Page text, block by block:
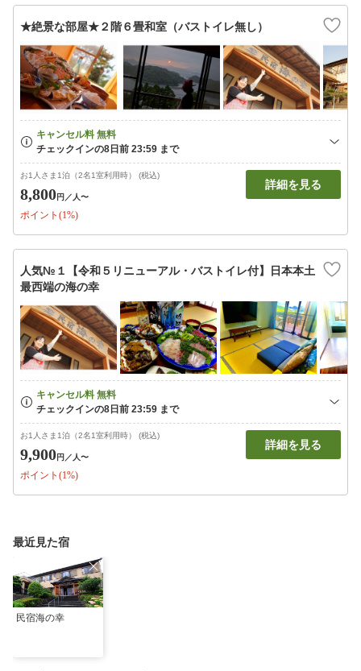
★絶景な部屋★２階６畳和室（バストイレ無し）
お1人さま1泊（2名1室利用時） (税込)
8,800円 ／人〜
ポイント(1%)
詳細を見る
人気№１【令和５リニューアル・バストイレ付】日本本土
最西端の海の幸
お1人さま1泊（2名1室利用時） (税込)
9,900円 ／人〜
ポイント(1%)
詳細を見る
最近見た宿
民宿海の幸